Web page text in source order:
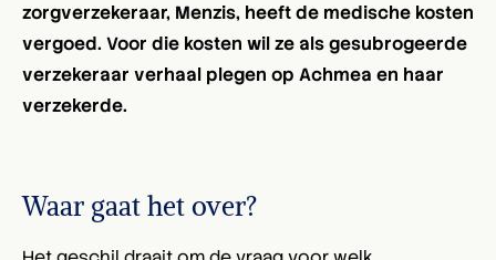
zorgverzekeraar, Menzis, heeft de medische kosten
vergoed. Voor die kosten wil ze als gesubrogeerde
verzekeraar verhaal plegen op Achmea en haar
verzekerde.
Waar gaat het over?